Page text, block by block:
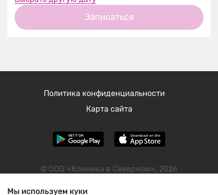
Записаться
© ООО «Клиника в Северном», 2026
Политика конфиденциальности
Карта сайта
Мы используем куки